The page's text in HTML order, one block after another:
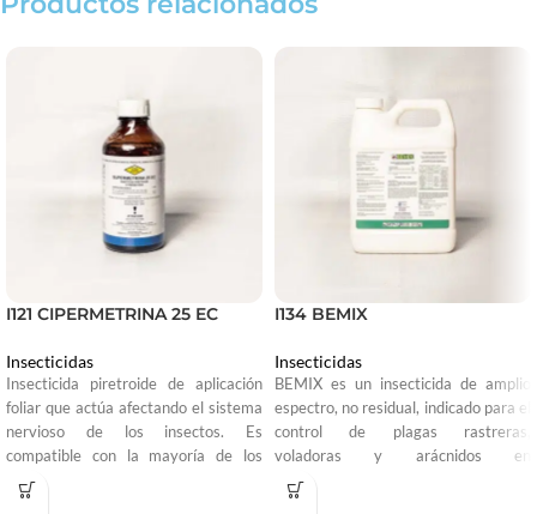
I121 CIPERMETRINA 25 EC
Insecticidas
Insecticida piretroide de aplicación
foliar que actúa afectando el sistema
nervioso de los insectos. Es
compatible con la mayoría de los
plaguicidas de uso común a excepción
de los productos de una mezcla con
I134 BEMIX
Insecticidas
BEMIX es un insecticida de amplio
espectro, no residual, indicado para el
control de plagas rastreras,
voladoras y arácnidos en
instalaciones industriales, pecuarias,
domésticas, alimenticias